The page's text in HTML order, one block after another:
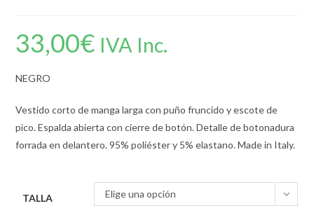
33,00€ IVA Inc.
NEGRO
Vestido corto de manga larga con puño fruncido y escote de
pico. Espalda abierta con cierre de botón. Detalle de botonadura
forrada en delantero. 95% poliéster y 5% elastano. Made in Italy.
TALLA Elige una opción